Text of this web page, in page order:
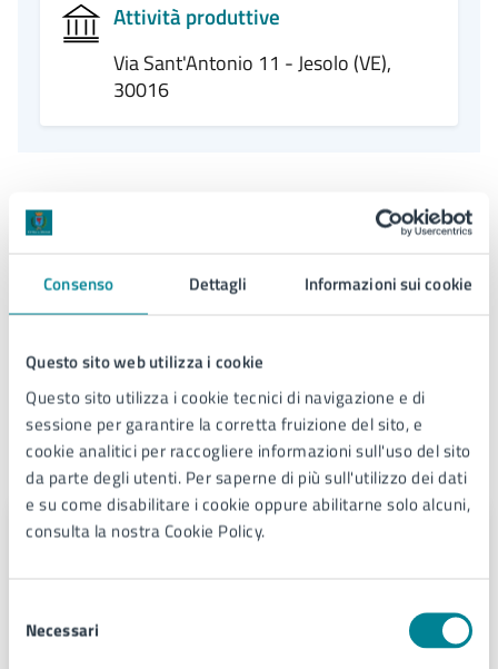
Consenso Dettagli Informazioni sui cookie
Questo sito web utilizza i cookie
Questo sito utilizza i cookie tecnici di navigazione e di
sessione per garantire la corretta fruizione del sito, e
cookie analitici per raccogliere informazioni sull'uso del sito
da parte degli utenti. Per saperne di più sull'utilizzo dei dati
e su come disabilitare i cookie oppure abilitarne solo alcuni,
consulta la nostra Cookie Policy.
delNecessari
Attività produttive
Via Sant'Antonio 11 - Jesolo (VE),
30016
Condizioni di servizio
informazioni importanti, leggi i termini e le condizioni
di servizio.
Termini e condizioni di servizio (PDF)
Contatti
Attività produttive
E-mail:
commercio.manifestazioni@comune.jesolo.ve.it